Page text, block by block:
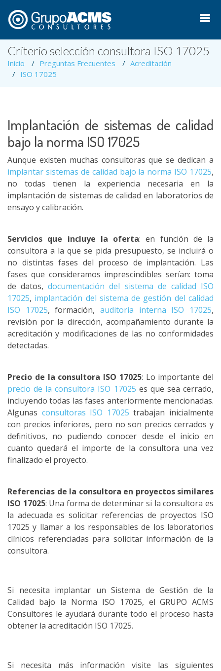
Criterio selección consultora ISO 17025
Inicio Preguntas Frecuentes
Acreditación
ISO 17025
Implantación de sistemas de calidad
bajo la norma ISO 17025
Aunque existen muchas consultoras que se dedican a
implantar sistemas de calidad bajo la norma ISO 17025,
no todas tienen la experiencia necesaria en la
implantación de sistemas de calidad en laboratorios de
ensayo y calibración.
Servicios que incluye la oferta: en función de la
consultora a la que se pida presupuesto, se incluirá o
no distintas fases del proceso de implantación. Las
fases que consideramos imprescindibles serían: toma
de datos,documentación del sistema de calidad ISO
17025, implantación del sistema de gestión del calidad
ISO 17025, formación,auditoria interna ISO 17025,
revisión por la dirección, acompañamiento durante la
acreditación y modificaciones de las no conformidades
detectadas.
Precio de la consultora ISO 17025: Lo importante del
precio de la consultora ISO 17025 es que sea cerrado,
incluyendo todas las fases anteriormente mencionadas.
Algunas consultoras ISO 17025 trabajan inicialmente
con precios inferiores, pero no son precios cerrados y
definitivos, no pudiendo conocer desde el inicio en
cuanto quedará el importe de la consultora una vez
finalizado el proyecto.
Referencias de la consultora en proyectos similares
ISO 17025: Una forma de determinar si la consultora es
la adecuada es solicitar referencias de proyectos ISO
17025 y llamar a los responsables de los laboratorios
clínicos referenciadas para solicitar información de la
consultora.
Si necesita implantar un Sistema de Gestión de la
Calidad bajo la Norma ISO 17025, el GRUPO ACMS
Consultores le ayudará durante todo el proceso hasta
obtener la acreditación ISO 17025.
Si necesita más información visite las siguientes